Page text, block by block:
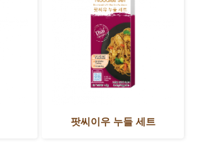
팟씨이우 누들 세트